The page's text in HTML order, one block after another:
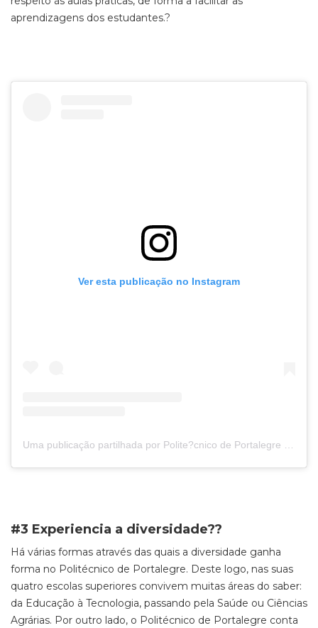
aprendizagens dos estudantes.?
Ver esta publicação no Instagram
Uma publicação partilhada por Polite?cnico de Portalegre (@politecnicodeportalegre)
#3 Experiencia a diversidade??
Há várias formas através das quais a diversidade ganha
forma no Politécnico de Portalegre. Deste logo, nas suas
quatro escolas superiores convivem muitas áreas do saber:
da Educação à Tecnologia, passando pela Saúde ou Ciências
Agrárias. Por outro lado, o Politécnico de Portalegre conta